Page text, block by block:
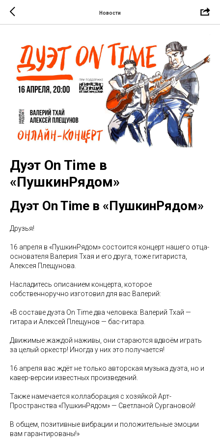
Новости
Дуэт On Time в
«ПушкинРядом»
Дуэт On Time в «ПушкинРядом»
Друзья!
16 апреля в «ПушкинРядом» состоится концерт нашего отца-
основателя Валерия Тхая и его друга, тоже гитариста,
Алексея Плещунова.
Насладитесь описанием концерта, которое
собственноручно изготовил для вас Валерий:
«В составе дуэта On Time два человека: Валерий Тхай —
гитара и Алексей Плещунов — бас-гитара.
Движимые жаждой наживы, они стараются вдвоём играть
за целый оркестр! Иногда у них это получается!
16 апреля вас ждёт не только авторская музыка дуэта, но и
кавер-версии известных произведений.
Также намечается коллаборация с хозяйкой Арт-
Пространства «ПушкинРядом» — Светланой Сургановой!
В общем, позитивные вибрации и положительные эмоции
вам гарантированы!»